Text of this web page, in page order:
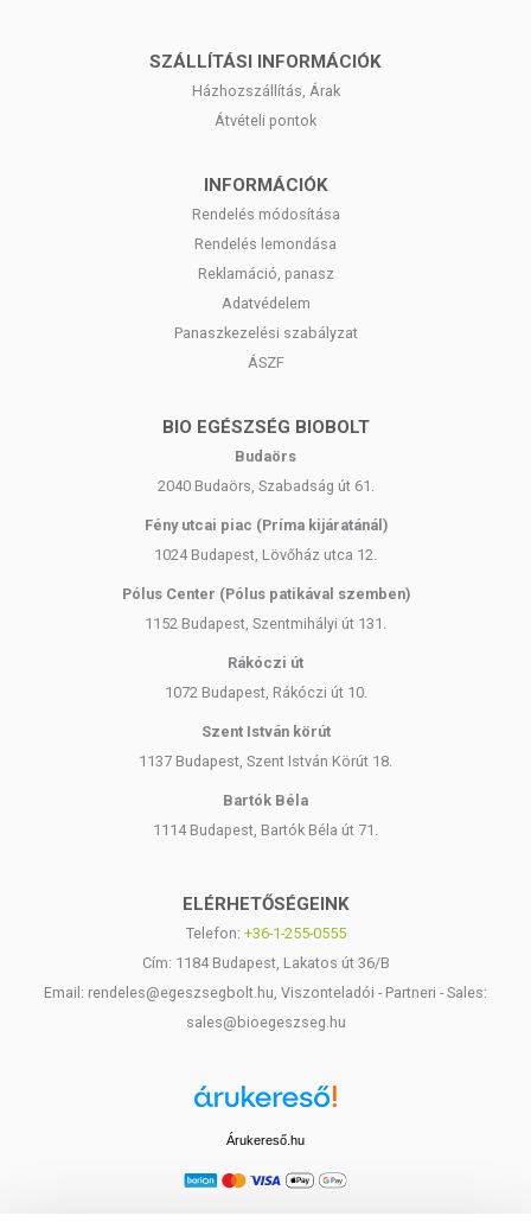
SZÁLLÍTÁSI INFORMÁCIÓK
Házhozszállítás, Árak
Átvételi pontok
INFORMÁCIÓK
Rendelés módosítása
Rendelés lemondása
Reklamáció, panasz
Adatvédelem
Panaszkezelési szabályzat
ÁSZF
BIO EGÉSZSÉG BIOBOLT
Budaörs
2040 Budaörs, Szabadság út 61.
Fény utcai piac (Príma kijáratánál)
1024 Budapest, Lövőház utca 12.
Pólus Center (Pólus patikával szemben)
1152 Budapest, Szentmihályi út 131.
Rákóczi út
1072 Budapest, Rákóczi út 10.
Szent István körút
1137 Budapest, Szent István Körút 18.
Bartók Béla
1114 Budapest, Bartók Béla út 71.
ELÉRHETŐSÉGEINK
Telefon: +36-1-255-0555
Cím: 1184 Budapest, Lakatos út 36/B
Email: rendeles@egeszsegbolt.hu, Viszonteladói - Partneri - Sales:
sales@bioegeszseg.hu
Árukereső.hu